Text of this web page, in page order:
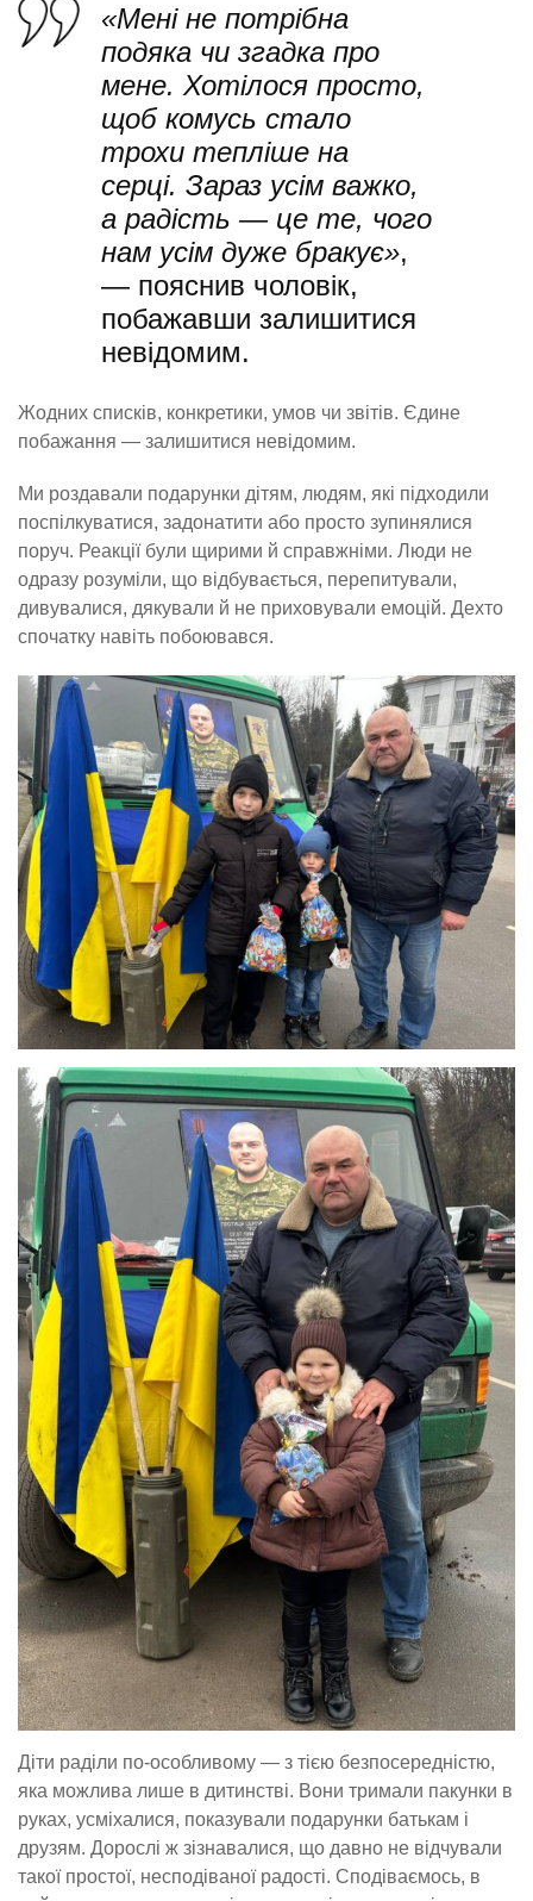
«Мені не потрібна
подяка чи згадка про
мене. Хотілося просто,
щоб комусь стало
трохи тепліше на
серці. Зараз усім важко,
а радість — це те, чого
нам усім дуже бракує»,
— пояснив чоловік,
побажавши залишитися
невідомим.
Жодних списків, конкретики, умов чи звітів. Єдине
побажання — залишитися невідомим.
Ми роздавали подарунки дітям, людям, які підходили
поспілкуватися, задонатити або просто зупинялися
поруч. Реакції були щирими й справжніми. Люди не
одразу розуміли, що відбувається, перепитували,
дивувалися, дякували й не приховували емоцій. Дехто
спочатку навіть побоювався.
Діти раділи по-особливому — з тією безпосередністю,
яка можлива лише в дитинстві. Вони тримали пакунки в
руках, усміхалися, показували подарунки батькам і
друзям. Дорослі ж зізнавалися, що давно не відчували
такої простої, несподіваної радості. Сподіваємось, в